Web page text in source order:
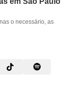
o necessário, as